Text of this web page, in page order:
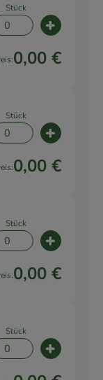
Stück
verringern
0,00 €
Stück
verringern
0,00 €
Stück
verringern
0,00 €
Stück
verringern